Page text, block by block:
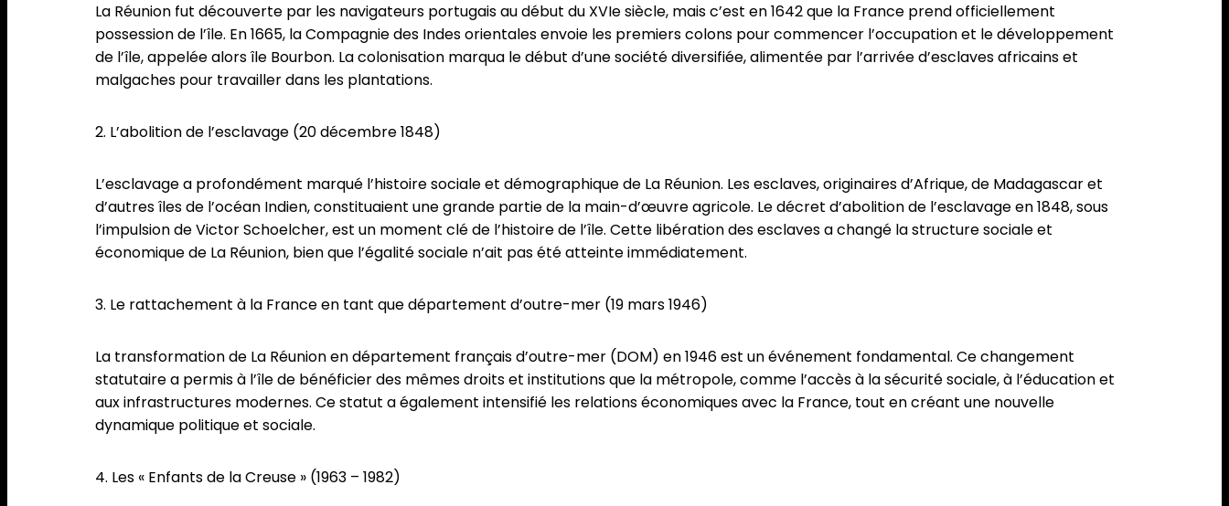
La Réunion fut découverte par les navigateurs portugais au début du XVIe siècle, mais c’est en 1642 que la France prend officiellement
possession de l’île. En 1665, la Compagnie des Indes orientales envoie les premiers colons pour commencer l’occupation et le développement
de l’île, appelée alors île Bourbon. La colonisation marqua le début d’une société diversifiée, alimentée par l’arrivée d’esclaves africains et
malgaches pour travailler dans les plantations.
2. L’abolition de l’esclavage (20 décembre 1848)
L’esclavage a profondément marqué l’histoire sociale et démographique de La Réunion. Les esclaves, originaires d’Afrique, de Madagascar et
d’autres îles de l’océan Indien, constituaient une grande partie de la main-d’œuvre agricole. Le décret d’abolition de l’esclavage en 1848, sous
l’impulsion de Victor Schoelcher, est un moment clé de l’histoire de l’île. Cette libération des esclaves a changé la structure sociale et
économique de La Réunion, bien que l’égalité sociale n’ait pas été atteinte immédiatement.
3. Le rattachement à la France en tant que département d’outre-mer (19 mars 1946)
La transformation de La Réunion en département français d’outre-mer (DOM) en 1946 est un événement fondamental. Ce changement
statutaire a permis à l’île de bénéficier des mêmes droits et institutions que la métropole, comme l’accès à la sécurité sociale, à l’éducation et
aux infrastructures modernes. Ce statut a également intensifié les relations économiques avec la France, tout en créant une nouvelle
dynamique politique et sociale.
4. Les « Enfants de la Creuse » (1963 – 1982)